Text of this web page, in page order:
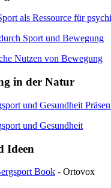
als Ressource für
Sport und Bewegung
Nutzen von Bewegung
in der Natur
und Gesundheit
und Gesundheit
Ideen
Book - Ortovox